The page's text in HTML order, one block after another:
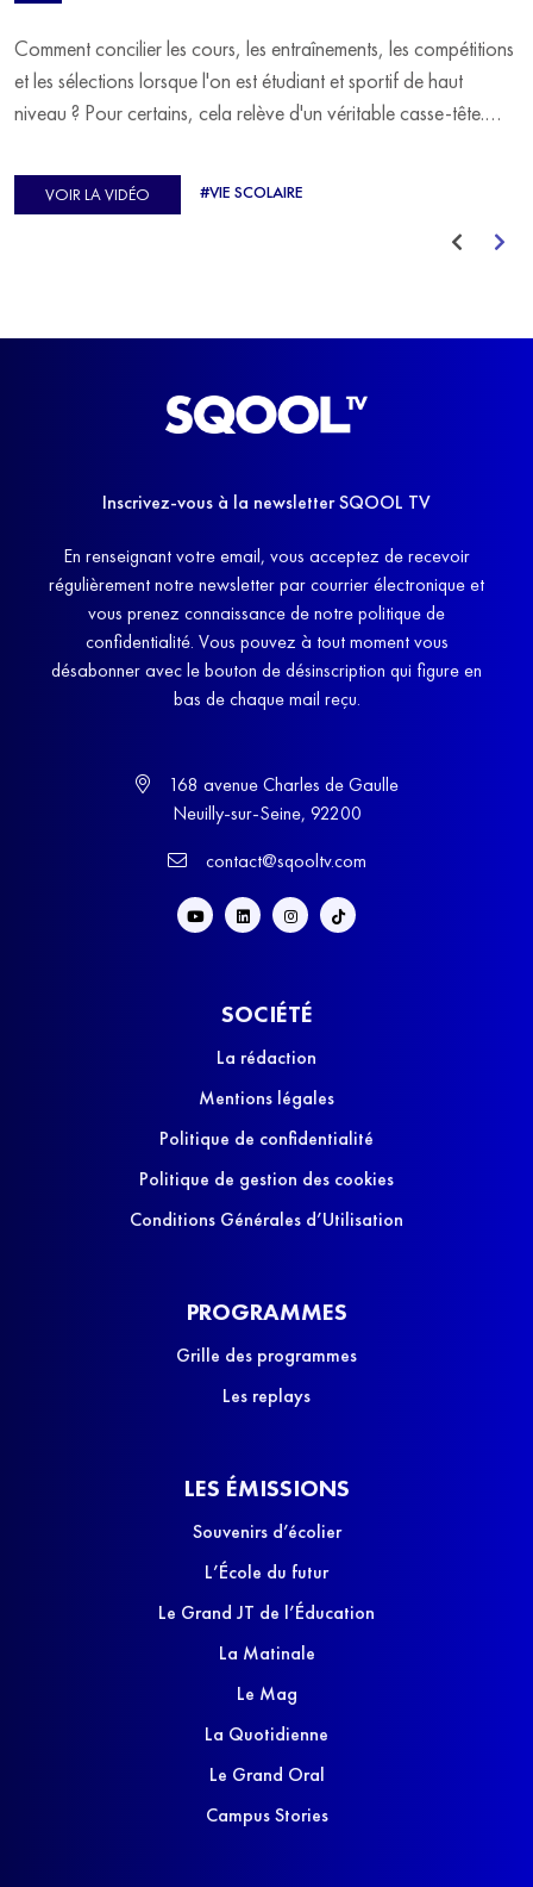
Comment concilier les cours, les entraînements, les compétitions
et les sélections lorsque l'on est étudiant et sportif de haut
niveau ? Pour certains, cela relève d'un véritable casse-tête.
d'Europe de Horse-ball, qui a failli abandonner ses études
avant de trouver un nouvel équilibre.
VOIR LA VIDÉO #VIE SCOLAIRE
Inscrivez-vous à la newsletter SQOOL TV
En renseignant votre email, vous acceptez de recevoir
régulièrement notre newsletter par courrier électronique et
vous prenez connaissance de notre politique de
confidentialité. Vous pouvez à tout moment vous
désabonner avec le bouton de désinscription qui figure en
bas de chaque mail reçu.
168 avenue Charles de Gaulle
Neuilly-sur-Seine, 92200
contact@sqooltv.com
SOCIÉTÉ
La rédaction
Mentions légales
Politique de confidentialité
Politique de gestion des cookies
Conditions Générales d’Utilisation
PROGRAMMES
Grille des programmes
Les replays
LES ÉMISSIONS
Souvenirs d’écolier
L’École du futur
Le Grand JT de l’Éducation
La Matinale
Le Mag
La Quotidienne
Le Grand Oral
Campus Stories